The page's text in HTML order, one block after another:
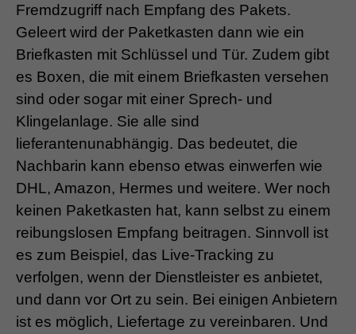
Fremdzugriff nach Empfang des Pakets.
Geleert wird der Paketkasten dann wie ein
Briefkasten mit Schlüssel und Tür. Zudem gibt
es Boxen, die mit einem Briefkasten versehen
sind oder sogar mit einer Sprech- und
Klingelanlage. Sie alle sind
lieferantenunabhängig. Das bedeutet, die
Nachbarin kann ebenso etwas einwerfen wie
DHL, Amazon, Hermes und weitere. Wer noch
keinen Paketkasten hat, kann selbst zu einem
reibungslosen Empfang beitragen. Sinnvoll ist
es zum Beispiel, das Live-Tracking zu
verfolgen, wenn der Dienstleister es anbietet,
und dann vor Ort zu sein. Bei einigen Anbietern
ist es möglich, Liefertage zu vereinbaren. Und